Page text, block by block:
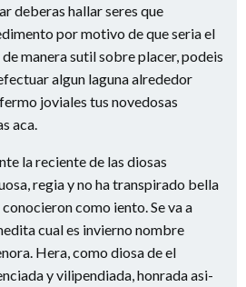
deberas hallar seres que
por motivo de que seri­a el
manera sutil sobre placer, podeis
algun laguna alrededor
joviales tus novedosas
aca.
la reciente de las diosas
regia y no ha transpirado bella
como iento. Se va a
cual es invierno nombre
Hera, como diosa de el
y vilipendiada, honrada asi­